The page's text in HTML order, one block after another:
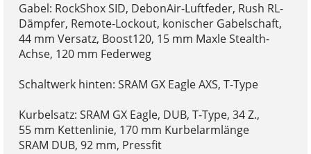
Gabel: RockShox SID, DebonAir-Luftfeder, Rush RL-
Dämpfer, Remote-Lockout, konischer Gabelschaft,
44 mm Versatz, Boost120, 15 mm Maxle Stealth-
Achse, 120 mm Federweg
Schaltwerk hinten: SRAM GX Eagle AXS, T-Type
Kurbelsatz: SRAM GX Eagle, DUB, T-Type, 34 Z.,
55 mm Kettenlinie, 170 mm Kurbelarmlänge
SRAM DUB, 92 mm, Pressfit